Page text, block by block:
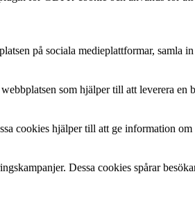
på sociala medieplattformar, samla
som hjälper till att leverera en
cookies hjälper till att ge information
Dessa cookies spårar